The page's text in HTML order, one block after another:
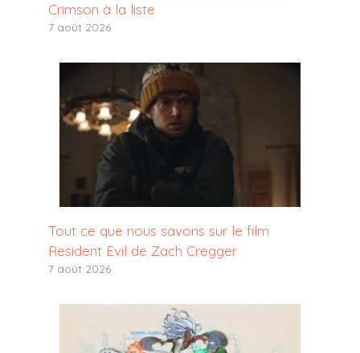
Crimson à la liste
7 août 2026
Tout ce que nous savons sur le film
Resident Evil de Zach Cregger
7 août 2026